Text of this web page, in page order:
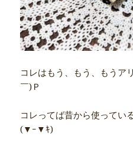
コレはもう、もう、もう
￣)Ｐ
コレってば昔から使ってい
(▼ｰ▼ｷ)ゝ